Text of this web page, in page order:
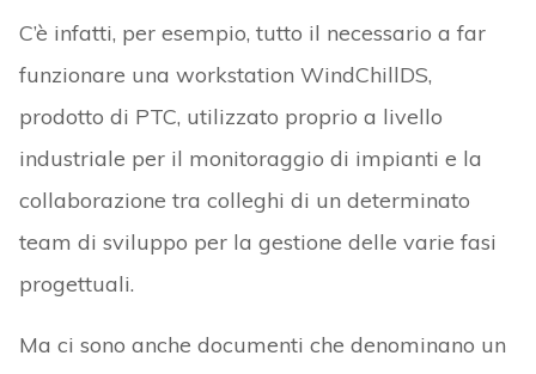
C’è infatti, per esempio, tutto il necessario a far
funzionare una workstation WindChillDS,
prodotto di PTC, utilizzato proprio a livello
industriale per il monitoraggio di impianti e la
collaborazione tra colleghi di un determinato
team di sviluppo per la gestione delle varie fasi
progettuali.
Ma ci sono anche documenti che denominano un